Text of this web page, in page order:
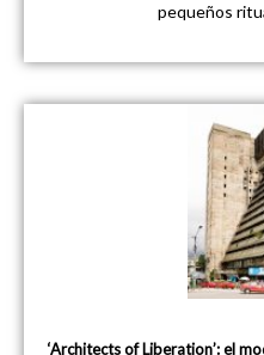
pequeños
‘Architects of Liberation’: el